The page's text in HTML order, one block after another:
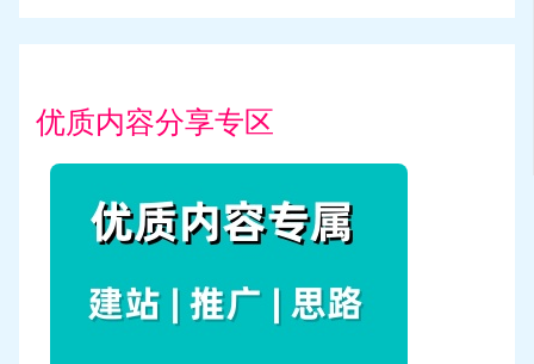
优质内容分享专区